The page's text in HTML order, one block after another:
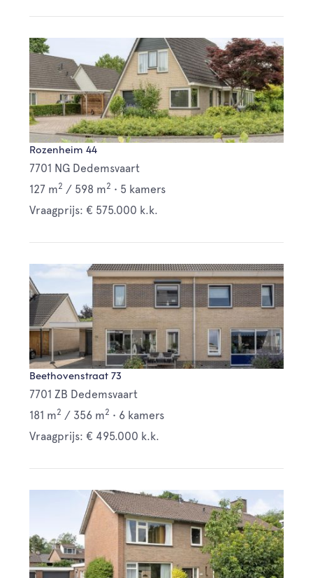
Rozenheim 44
7701 NG Dedemsvaart
127 m2 / 598 m2 • 5 kamers
Vraagprijs: € 575.000 k.k.
Beethovenstraat 73
7701 ZB Dedemsvaart
181 m2 / 356 m2 • 6 kamers
Vraagprijs: € 495.000 k.k.